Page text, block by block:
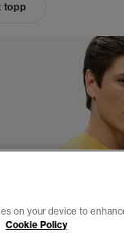
topp
on your device to
Cookie Policy